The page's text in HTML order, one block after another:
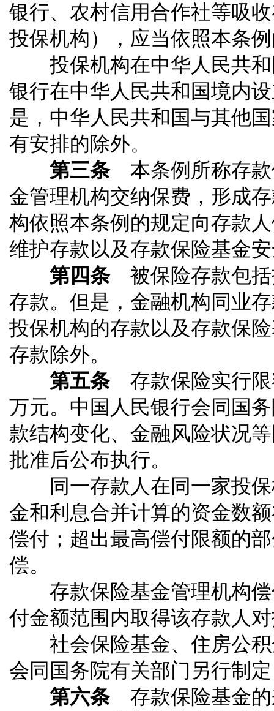
银行、农村信用合作社等吸
投保机构），应当依照本条
投保机构在中华人民共和
银行在中华人民共和国境内
是，中华人民共和国与其他
有安排的除外。
第三条本条例所称存款
金管理机构交纳保费，形成
构依照本条例的规定向存款
维护存款以及存款保险基金
第四条被保险存款包括
存款。但是，金融机构同业
投保机构的存款以及存款保
存款除外。
第五条存款保险实行限
万元。中国人民银行会同国
款结构变化、金融风险状况
批准后公布执行。
同一存款人在同一家投保
金和利息合并计算的资金数
偿付；超出最高偿付限额的
偿。
存款保险基金管理机构偿
付金额范围内取得该存款人
社会保险基金、住房公积
会同国务院有关部门另行制
第六条存款保险基金的